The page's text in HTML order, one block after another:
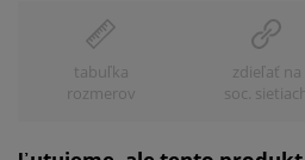
tabuľka
rozmerov
zdieľať na
soc.